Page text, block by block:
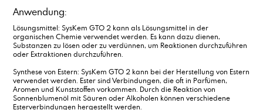
Anwendung:
Lösungsmittel: SysKem GTO 2 kann als Lösungsmittel in der
organischen Chemie verwendet werden. Es kann dazu dienen,
Substanzen zu lösen oder zu verdünnen, um Reaktionen durchzuführen
oder Extraktionen durchzuführen.
Synthese von Estern: SysKem GTO 2 kann bei der Herstellung von Estern
verwendet werden. Ester sind Verbindungen, die oft in Parfümen,
Aromen und Kunststoffen vorkommen. Durch die Reaktion von
Sonnenblumenöl mit Säuren oder Alkoholen können verschiedene
Esterverbindungen hergestellt werden.